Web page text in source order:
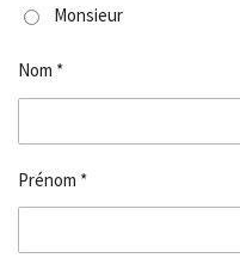
Monsieur
Nom *
Prénom *